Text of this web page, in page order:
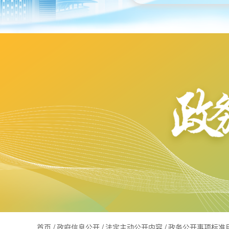
首页 /政府信息公开 / 法定主动公开内容 /政务公开事项标准